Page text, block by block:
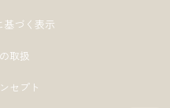
基づく表示
取扱
セプト